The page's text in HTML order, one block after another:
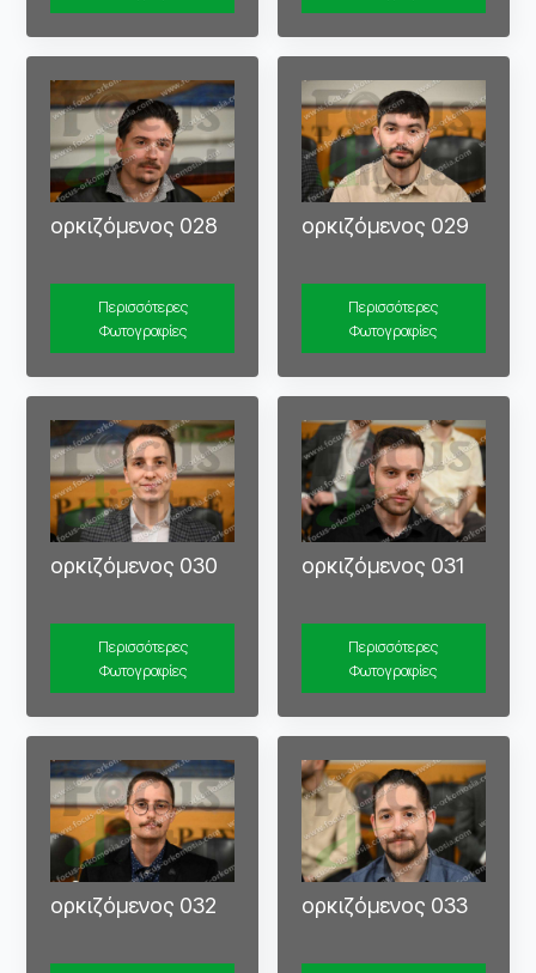
ορκιζόμενος 028
Περισσότερες
Φωτογραφίες
ορκιζόμενος 029
Περισσότερες
Φωτογραφίες
ορκιζόμενος 030
Περισσότερες
Φωτογραφίες
ορκιζόμενος 031
Περισσότερες
Φωτογραφίες
ορκιζόμενος 032 ορκιζόμενος 033